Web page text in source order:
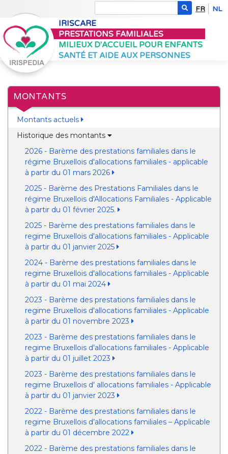
FR NL
IRISCARE
PRESTATIONS FAMILIALES
MILIEUX D'ACCUEIL POUR ENFANTS
SANTÉ ET AIDE AUX PERSONNES
MONTANTS
Montants actuels
Historique des montants
2026 - Barème des prestations familiales dans le
régime Bruxellois d'allocations familiales - applicable
à partir du 01 mars 2026
2025 - Barème des Prestations Familiales dans le
régime Bruxellois d'Allocations Familiales - Applicable
à partir du 01 février 2025.
2025 - Barème des prestations familiales dans le
regime Bruxellois d'allocations familiales - Applicable
à partir du 01 janvier 2025
2024 - Barème des prestations familiales dans le
regime Bruxellois d'allocations familiales - Applicable
à partir du 01 mai 2024
2023 - Barème des prestations familiales dans le
regime Bruxellois d'allocations familiales - Applicable
à partir du 01 novembre 2023
2023 - Barème des prestations familiales dans le
regime Bruxellois d'allocations familiales - Applicable
à partir du 01 juillet 2023
2023 - Barème des prestations familiales dans le
regime Bruxellois d' allocations familiales - Applicable
à partir du 01 janvier 2023
2022 - Barème des prestations familiales dans le
regime Bruxellois d’allocations familiales – Applicable
à partir du 01 décembre 2022
2022 - Barème des prestations familiales dans le